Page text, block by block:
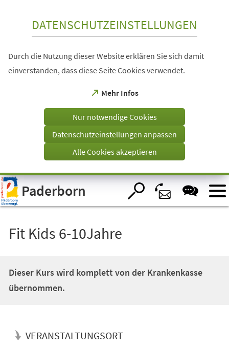
Visuelle
Assistenzsoftware
öffnen.
DATENSCHUTZEINSTELLUNGEN
Durch die Nutzung dieser Website erklären Sie sich damit
einverstanden, dass diese Seite Cookies verwendet.
Mehr Infos
(Öffnet
einem
Tab)
Nur notwendige Cookies
Datenschutzeinstellungen anpassen
Alle Cookies akzeptieren
Paderborn
Fit Kids 6-10Jahre
Dieser Kurs wird komplett von der Krankenkasse
übernommen.
VERANSTALTUNGSORT